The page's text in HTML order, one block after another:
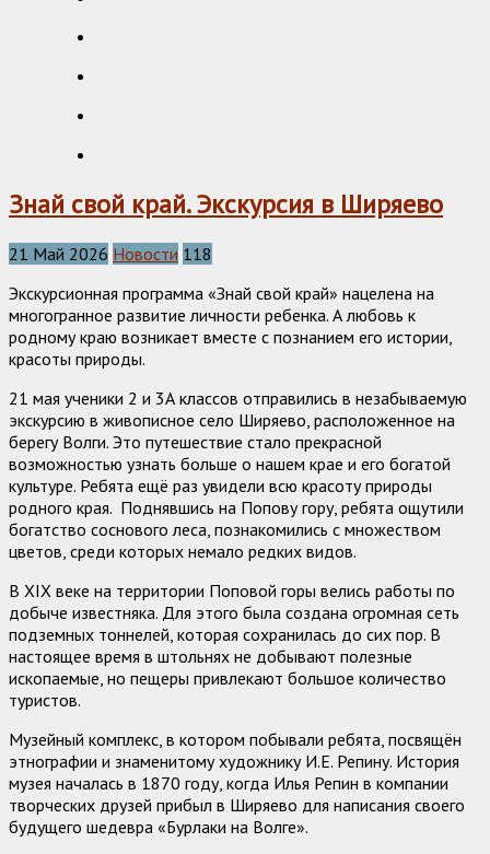
Знай свой край. Экскурсия в Ширяево
21 Май 2026 Новости 118
Экскурсионная программа «Знай свой край» нацелена на
многогранное развитие личности ребенка. А любовь к
родному краю возникает вместе с познанием его истории,
красоты природы.
21 мая ученики 2 и 3А классов отправились в незабываемую
экскурсию в живописное село Ширяево, расположенное на
берегу Волги. Это путешествие стало прекрасной
возможностью узнать больше о нашем крае и его богатой
культуре. Ребята ещё раз увидели всю красоту природы
родного края. Поднявшись на Попову гору, ребята ощутили
богатство соснового леса, познакомились с множеством
цветов, среди которых немало редких видов.
В XIX веке на территории Поповой горы велись работы по
добыче известняка. Для этого была создана огромная сеть
подземных тоннелей, которая сохранилась до сих пор. В
настоящее время в штольнях не добывают полезные
ископаемые, но пещеры привлекают большое количество
туристов.
Музейный комплекс, в котором побывали ребята, посвящён
этнографии и знаменитому художнику И.Е. Репину. История
музея началась в 1870 году, когда Илья Репин в компании
творческих друзей прибыл в Ширяево для написания своего
будущего шедевра «Бурлаки на Волге».